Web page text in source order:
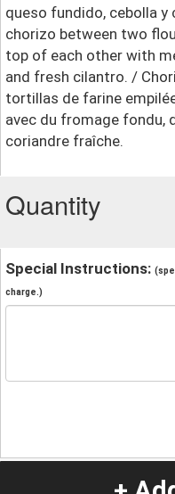
queso fundido, cebolla
chorizo between two
top of each other with
and fresh cilantro. /
tortillas de farine
avec du fromage fondu,
coriandre fraîche.
Quantity
Special Instructions:
charge.)